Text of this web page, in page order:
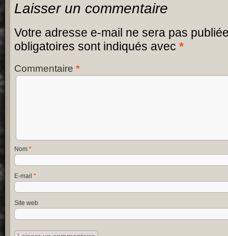
Laisser un commentaire
Votre adresse e-mail ne sera pas
obligatoires sont indiqués avec *
Commentaire *
Nom *
E-mail *
Site web